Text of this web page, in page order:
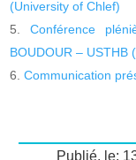
(University of Chlef)
Conférence
BOUDOUR – USTHB
Communication
Publié, le: